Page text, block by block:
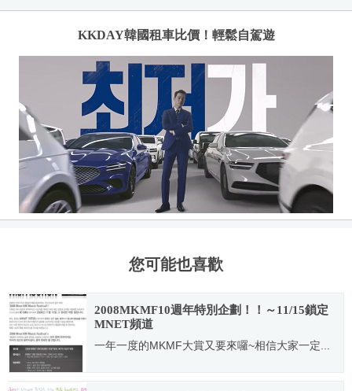
KKDAY韓國租車比價！輕鬆自駕遊
您可能也喜歡
2008MKMF10週年特別企劃！！～11/15鎖定
MNET頻道
一年一度的MKMF大賞又要來囉~相信大家一定...